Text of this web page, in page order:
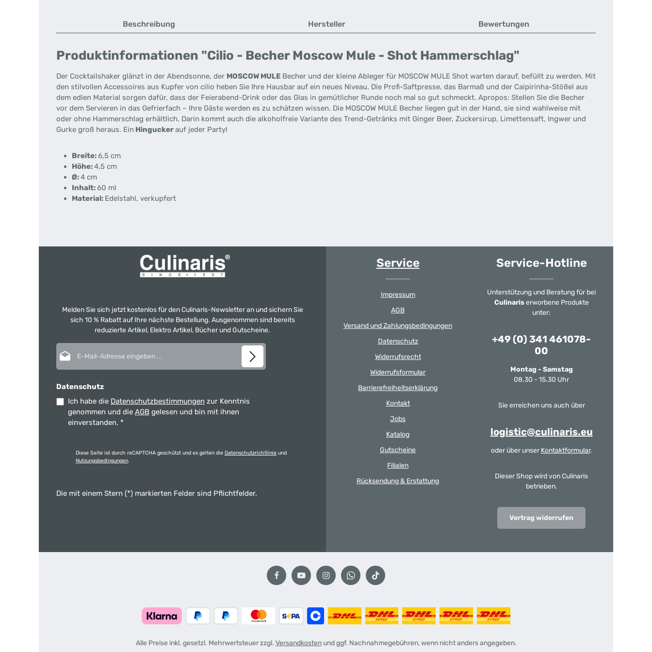
Beschreibung Hersteller Bewertungen
Produktinformationen "Cilio - Becher Moscow Mule - Shot Hammerschlag"
Der Cocktailshaker glänzt in der Abendsonne, der MOSCOW MULE Becher und der kleine Ableger für MOSCOW MULE Shot warten darauf, befüllt zu werden. Mit
den stilvollen Accessoires aus Kupfer von cilio heben Sie Ihre Hausbar auf ein neues Niveau. Die Profi-Saftpresse, das Barmaß und der Caipirinha-Stößel aus
dem edlen Material sorgen dafür, dass der Feierabend-Drink oder das Glas in gemütlicher Runde noch mal so gut schmeckt. Apropos: Stellen Sie die Becher
vor dem Servieren in das Gefrierfach – Ihre Gäste werden es zu schätzen wissen. Die MOSCOW MULE Becher liegen gut in der Hand, sie sind wahlweise mit
oder ohne Hammerschlag erhältlich. Darin kommt auch die alkoholfreie Variante des Trend-Getränks mit Ginger Beer, Zuckersirup, Limettensaft, Ingwer und
Gurke groß heraus. Ein Hinguckerauf jeder Party!
Breite:6,5 cm
Höhe:4,5 cm
Ø:4 cm
Inhalt:60 ml
Material: Edelstahl, verkupfert
Melden Sie sich jetzt kostenlos für den Culinaris-Newsletter an und sichern Sie
sich 10 % Rabatt auf Ihre nächste Bestellung. Ausgenommen sind bereits
reduzierte Artikel, Elektro Artikel, Bücher und Gutscheine.
Datenschutz
Ich habe die Datenschutzbestimmungen zur Kenntnis
genommen und die AGB gelesen und bin mit ihnen
einverstanden. *
Diese Seite ist durch reCAPTCHA geschützt und es gelten die Datenschutzrichtlinie und
Nutzungsbedingungen.
Die mit einem Stern (*) markierten Felder sind Pflichtfelder.
Service
Impressum
AGB
Versand und Zahlungsbedingungen
Datenschutz
Widerrufsrecht
Widerrufsformular
Barrierefreiheitserklärung
Kontakt
Jobs
Katalog
Gutscheine
Filialen
Rücksendung & Erstattung
Service-Hotline
Unterstützung und Beratung für bei
Culinariserworbene Produkte
unter:
+49 (0) 341 461078-
00
Montag - Samstag
08.30 - 15.30 Uhr
Sie erreichen uns auch über
logistic@culinaris.eu
oder über unser Kontaktformular.
Dieser Shop wird von Culinaris
betrieben.
Vertrag widerrufen
Alle Preise inkl. gesetzl. Mehrwertsteuer zzgl. Versandkostenund ggf. Nachnahmegebühren, wenn nicht anders angegeben.